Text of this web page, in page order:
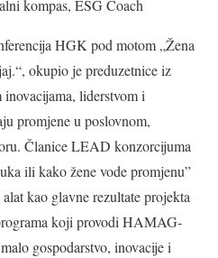
kompas, ESG Coach
HGK pod motom „Žena
okupio je preduzetnice iz
liderstvom i
promjene u poslovnom,
Članice LEAD konzorcijuma
ili kako žene vode promjenu”
kao glavne rezultate projekta
koji provodi HAMAG-
gospodarstvo, inovacije i